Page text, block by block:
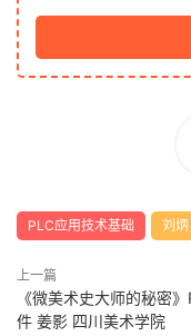
PLC应用技术基础 刘炳
上一篇
《微美术史大师的秘密
件 姜影 四川美术学院